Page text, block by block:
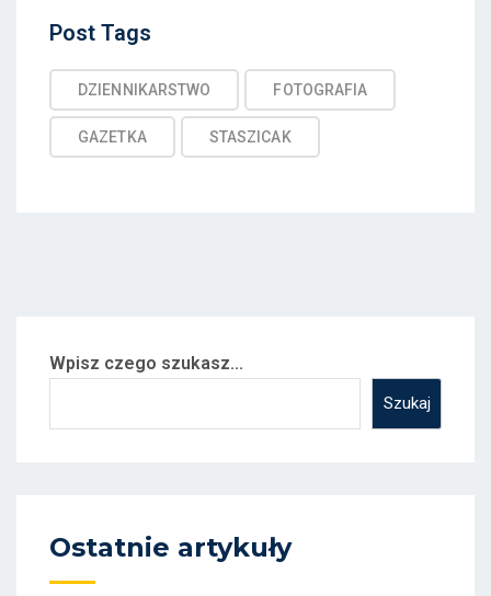
Post Tags
DZIENNIKARSTWO FOTOGRAFIA
GAZETKA STASZICAK
Wpisz czego szukasz...
Szukaj
Ostatnie artykuły